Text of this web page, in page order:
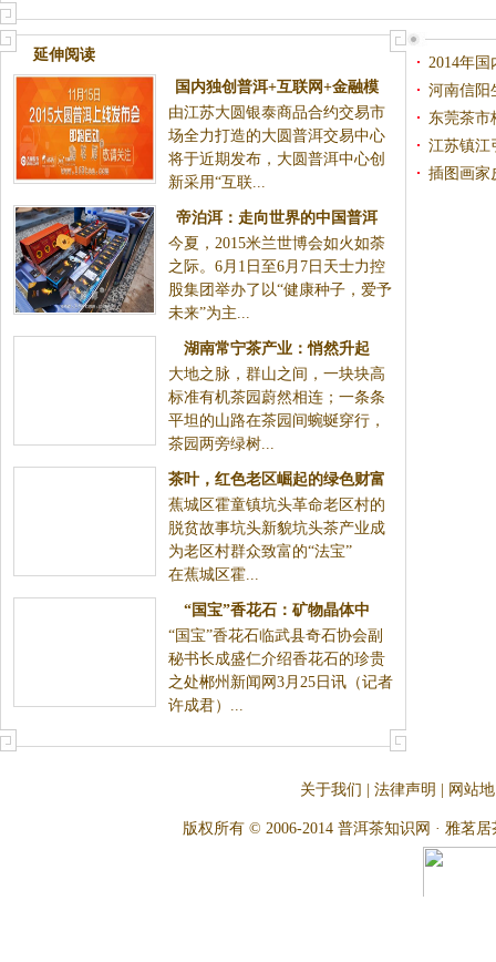
延伸阅读
国内独创普洱+互联网+金融模
式 大圆普洱交易中心即将发布
由江苏大圆银泰商品合约交易市
场全力打造的大圆普洱交易中心
将于近期发布，大圆普洱中心创
新采用“互联...
帝泊洱：走向世界的中国普洱
今夏，2015米兰世博会如火如荼
之际。6月1日至6月7日天士力控
股集团举办了以“健康种子，爱予
未来”为主...
湖南常宁茶产业：悄然升起
的“绿色金矿”
大地之脉，群山之间，一块块高
标准有机茶园蔚然相连；一条条
平坦的山路在茶园间蜿蜒穿行，
茶园两旁绿树...
茶叶，红色老区崛起的绿色财富
蕉城区霍童镇坑头革命老区村的
脱贫故事坑头新貌坑头茶产业成
为老区村群众致富的“法宝”
在蕉城区霍...
“国宝”香花石：矿物晶体中
的“大熊猫”
“国宝”香花石临武县奇石协会副
秘书长成盛仁介绍香花石的珍贵
之处郴州新闻网3月25日讯（记者
许成君）...
2014年
河南信阳
东莞茶市
异军突起
江苏镇江
期
插图画家
关于我们 法律声明 网站
版权所有 © 2006-2014 普洱茶知识网 · 雅茗